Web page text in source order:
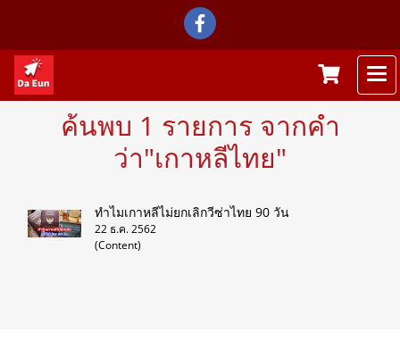
ค้นพบ 1 รายการ จากคำ
ว่า"เกาหลีไทย"
ทำไมเกาหลีไม่ยกเลิกวีซ่าไทย 90 วัน
22 ธ.ค. 2562
(Content)